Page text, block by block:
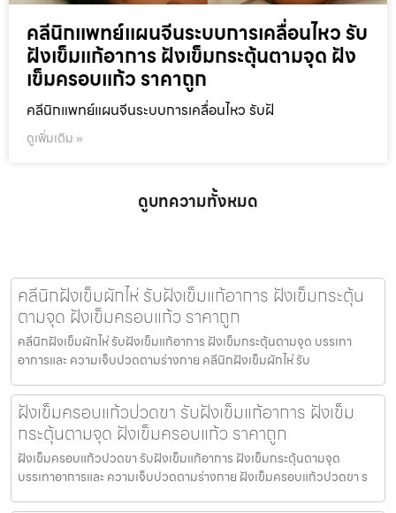
คลีนิกแพทย์แผนจีนระบบการเคลื่อนไหว รับ
ฝังเข็มแก้อาการ ฝังเข็มกระตุ้นตามจุด ฝัง
เข็มครอบแก้ว ราคาถูก
คลีนิกแพทย์แผนจีนระบบการเคลื่อนไหว รับฝั
ดูเพิ่มเติม »
ดูบทความทั้งหมด
คลีนิกฝังเข็มผักไห่ รับฝังเข็มแก้อาการ ฝังเข็มกระตุ้น
ตามจุด ฝังเข็มครอบแก้ว ราคาถูก
คลีนิกฝังเข็มผักไห่ รับฝังเข็มแก้อาการ ฝังเข็มกระตุ้นตามจุด บรรเทา
อาการและ ความเจ็บปวดตามร่างกาย คลีนิกฝังเข็มผักไห่ รับ
ฝังเข็มครอบแก้วปวดขา รับฝังเข็มแก้อาการ ฝังเข็ม
กระตุ้นตามจุด ฝังเข็มครอบแก้ว ราคาถูก
ฝังเข็มครอบแก้วปวดขา รับฝังเข็มแก้อาการ ฝังเข็มกระตุ้นตามจุด
บรรเทาอาการและ ความเจ็บปวดตามร่างกาย ฝังเข็มครอบแก้วปวดขา ร